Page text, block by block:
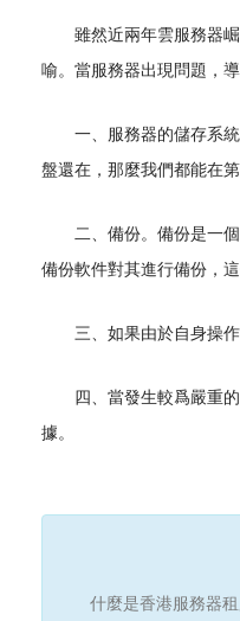
雖然近兩年雲服務器崛
喻。當服務器出現問題，
一、服務器的儲存系統
盤還在，那麼我們都能在
二、備份。備份是一個
備份軟件對其進行備份，
三、如果由於自身操作
四、當發生較爲嚴重的
據。
什麼是香港服務器